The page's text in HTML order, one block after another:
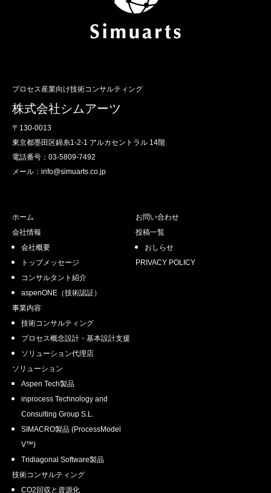
プロセス産業向け技術コンサルティング
株式会社シムアーツ
〒130-0013
東京都墨田区錦糸1-2-1 アルカセントラル 14階
電話番号：03-5809-7492
メール：info@simuarts.co.jp
ホーム
会社情報
会社概要
トップメッセージ
コンサルタント紹介
aspenONE（技術認証）
事業内容
技術コンサルティング
プロセス概念設計・基本設計支援
ソリューション代理店
ソリューション
Aspen Tech製品
inprocess Technology and
Consulting Group S.L.
SIMACRO製品 (ProcessModel
V™)
Tridiagonal Software製品
技術コンサルティング
CO2回収と資源化
お問い合わせ
投稿一覧
おしらせ
PRIVACY POLICY